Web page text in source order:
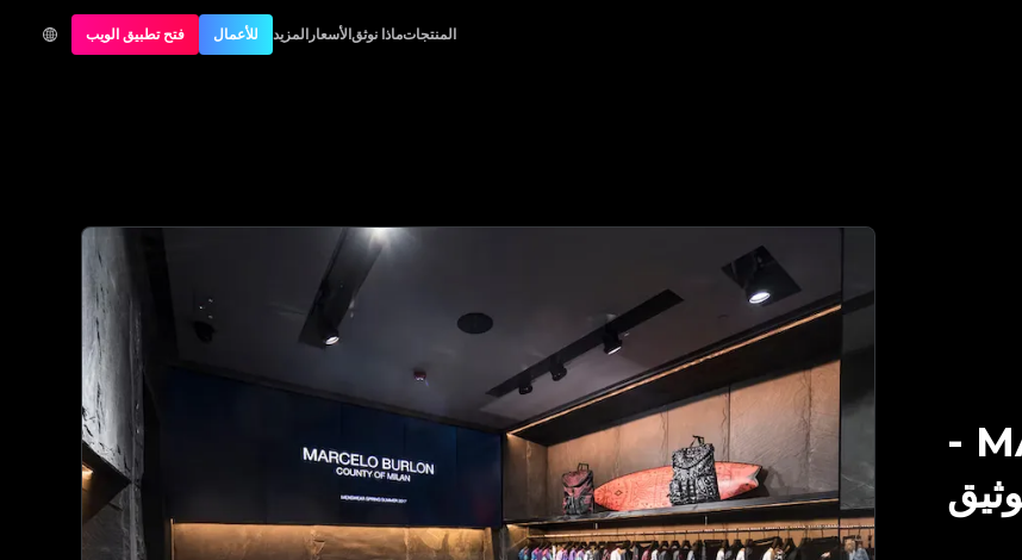
المنتجاتماذا نوثقالأسعار المزيد للأعمال فتح تطبيق الويب
-